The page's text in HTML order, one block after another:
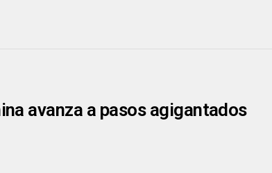
avanza a pasos agigantados